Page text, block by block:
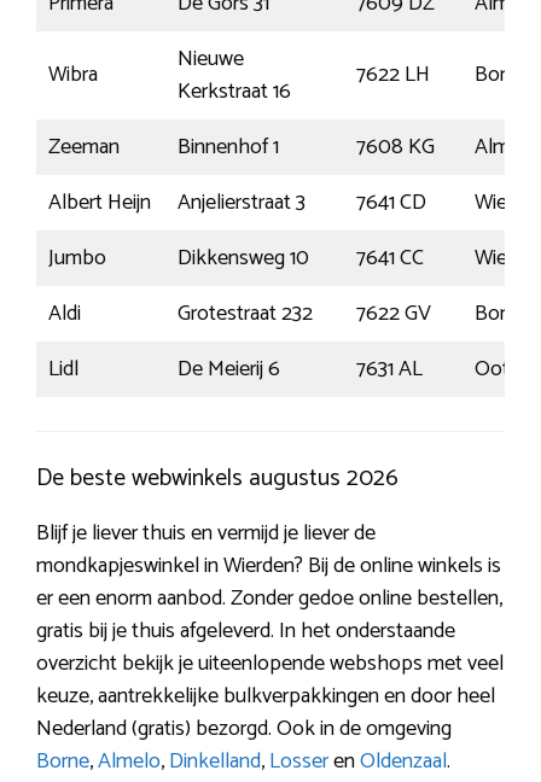
Wibra
Nieuwe
Kerkstraat 16
7622 LH
Borne
Zeeman
Binnenhof 1 7608 KG
Almelo
Albert Heijn
Anjelierstraat 3 7641 CD
Jumbo
Dikkensweg 10 7641 CC
Aldi
Grotestraat 232 7622 GV
Borne
Lidl
De Meierij 6 7631 AL
De beste webwinkels augustus 2026
Blijf je liever thuis en vermijd je liever de
mondkapjeswinkel in Wierden? Bij de online winkels is
er een enorm aanbod. Zonder gedoe online bestellen,
gratis bij je thuis afgeleverd. In het onderstaande
overzicht bekijk je uiteenlopende webshops met veel
keuze, aantrekkelijke bulkverpakkingen en door heel
Nederland (gratis) bezorgd. Ook in de omgeving
Borne,Almelo,Dinkelland,LosserenOldenzaal.